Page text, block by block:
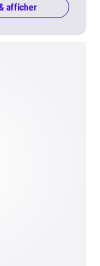
afficher